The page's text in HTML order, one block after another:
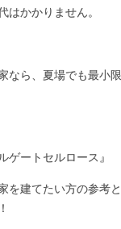
はかかりません。
なら、夏場でも最小
ゲートセルロース』
を建てたい方の参考